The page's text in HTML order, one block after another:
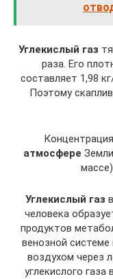
Углекислый газ
раза. Его
составляет 1,98
Поэтому
атмосфере
Углекислый газ
человека
продуктов
венозной
воздухом через
углекислого